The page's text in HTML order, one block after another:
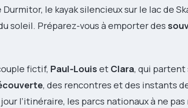
Durmitor, le kayak silencieux sur le lac de
soleil. Préparez-vous à emporter des
fictif, Paul‑Louis et Clara, qui partent
, des rencontres et des instants
l’itinéraire, les parcs nationaux à ne pas